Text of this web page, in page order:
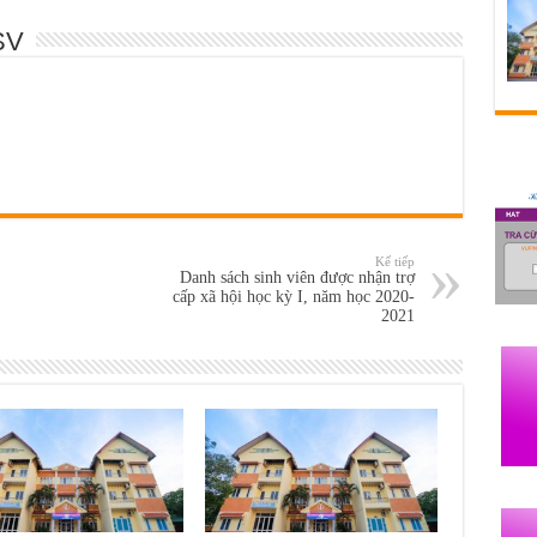
Kế tiếp
Danh sách sinh viên được nhận trợ
cấp xã hội học kỳ I, năm học 2020-
2021